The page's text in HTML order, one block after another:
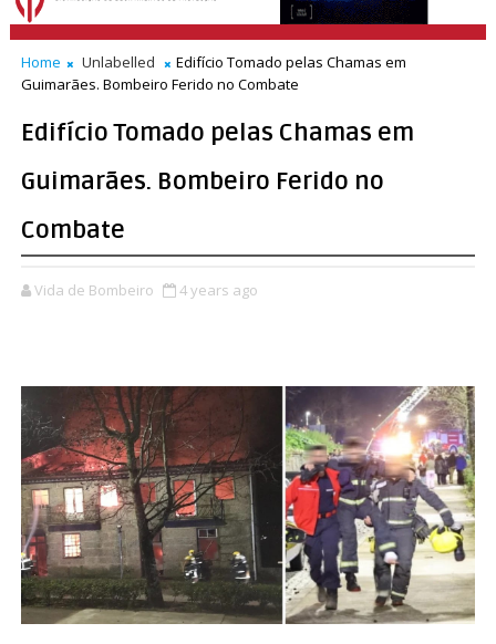
Home Unlabelled
Edifício Tomado pelas Chamas em
Guimarães. Bombeiro Ferido no Combate
Edifício Tomado pelas Chamas em
Guimarães. Bombeiro Ferido no
Combate
Vida de Bombeiro 4 years ago